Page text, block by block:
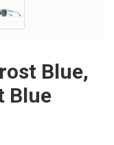
Blue,
Blue